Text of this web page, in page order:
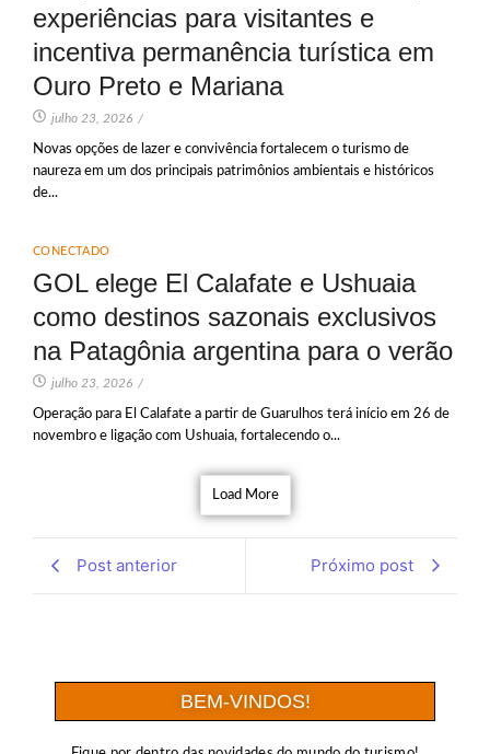
experiências para visitantes e
incentiva permanência turística em
Ouro Preto e Mariana
julho 23, 2026 /
Novas opções de lazer e convivência fortalecem o turismo de
naureza em um dos principais patrimônios ambientais e históricos
de...
CONECTADO
GOL elege El Calafate e Ushuaia
como destinos sazonais exclusivos
na Patagônia argentina para o verão
julho 23, 2026 /
Operação para El Calafate a partir de Guarulhos terá início em 26 de
novembro e ligação com Ushuaia, fortalecendo o...
Load More
Post anterior Próximo post
BEM-VINDOS!